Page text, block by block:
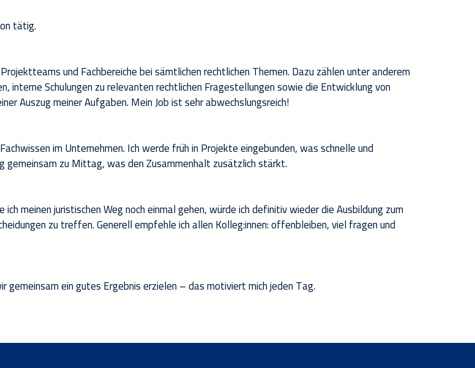
tätig.
und Fachbereiche bei sämtlichen rechtlichen Themen. Dazu zählen unter anderem
interne Schulungen zu relevanten rechtlichen Fragestellungen sowie die Entwicklung von
Auszug meiner Aufgaben. Mein Job ist sehr abwechslungsreich!
im Unternehmen. Ich werde früh in Projekte eingebunden, was schnelle und
zu Mittag, was den Zusammenhalt zusätzlich stärkt.
meinen juristischen Weg noch einmal gehen, würde ich definitiv wieder die Ausbildung zum
zu treffen. Generell empfehle ich allen Kolleg:innen: offenbleiben, viel fragen und
gemeinsam ein gutes Ergebnis erzielen – das motiviert mich jeden Tag.